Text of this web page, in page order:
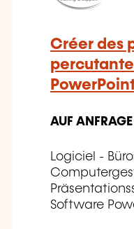
Créer des
AUF ANFRAGE
Logiciel -
Software